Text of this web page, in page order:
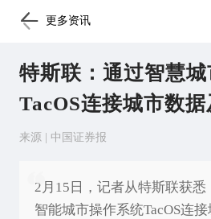
更多资讯
特斯联：通过智慧
TacOS连接城市数
来源 | 中国证券报
2月15日，记者从特斯联获
智能城市操作系统TacOS连